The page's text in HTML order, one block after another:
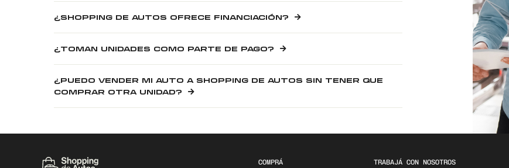
¿SHOPPING DE AUTOS OFRECE FINANCIACIÓN?
¿TOMAN UNIDADES COMO PARTE DE PAGO?
¿PUEDO VENDER MI AUTO A SHOPPING DE AUTOS SIN TENER QUE
COMPRAR OTRA UNIDAD?
COMPRÁ TRABAJÁ CON NOSOTROS